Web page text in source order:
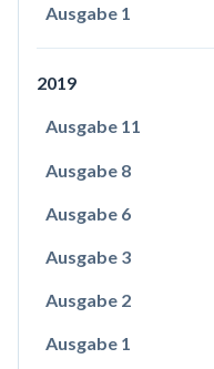
Ausgabe 1
2019
Ausgabe 11
Ausgabe 8
Ausgabe 6
Ausgabe 3
Ausgabe 2
Ausgabe 1